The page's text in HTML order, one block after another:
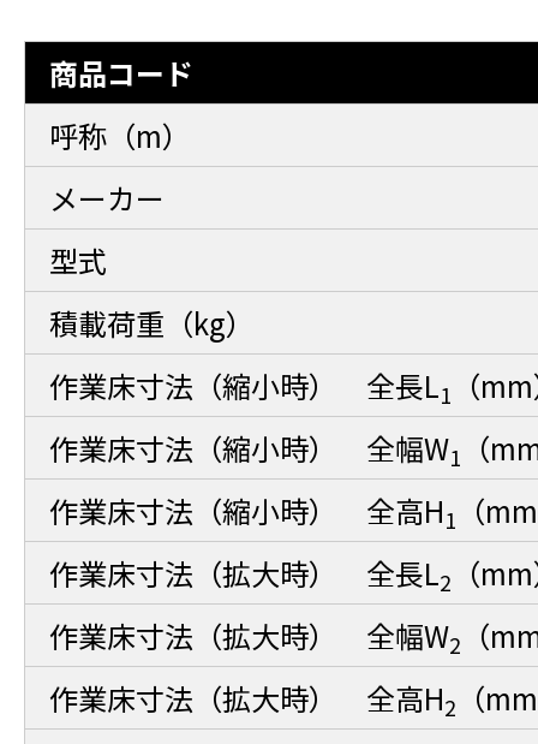
商品コード
呼称（m）
メーカー
型式
積載荷重（kg）
作業床寸法（縮小時） 全長L1
（
作業床寸法（縮小時） 全幅W1
（
作業床寸法（縮小時） 全高H1
（
作業床寸法（拡大時） 全長L2
（
作業床寸法（拡大時） 全幅W2
（
作業床寸法（拡大時） 全高H2
（